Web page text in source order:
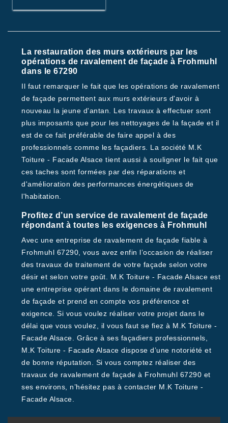
La restauration des murs extérieurs par les
opérations de ravalement de façade à Frohmuhl
dans le 67290
Il faut remarquer le fait que les opérations de ravalement
de façade permettent aux murs extérieurs d'avoir à
nouveau la jeune d'antan. Les travaux à effectuer sont
plus imposants que pour les nettoyages de la façade et il
est de ce fait préférable de faire appel à des
professionnels comme les façadiers. La société M.K
Toiture - Facade Alsace tient aussi à souligner le fait que
ces taches sont formées par des réparations et
d'amélioration des performances énergétiques de
l'habitation.
Profitez d’un service de ravalement de façade
répondant à toutes les exigences à Frohmuhl
Avec une entreprise de ravalement de façade fiable à
Frohmuhl 67290, vous avez enfin l’occasion de réaliser
des travaux de traitement de votre façade selon votre
désir et selon votre goût. M.K Toiture - Facade Alsace est
une entreprise opérant dans le domaine de ravalement
de façade et prend en compte vos préférence et
exigence. Si vous voulez réaliser votre projet dans le
délai que vous voulez, il vous faut se fiez à M.K Toiture -
Facade Alsace. Grâce à ses façadiers professionnels,
M.K Toiture - Facade Alsace dispose d’une notoriété et
de bonne réputation. Si vous comptez réaliser des
travaux de ravalement de façade à Frohmuhl 67290 et
ses environs, n’hésitez pas à contacter M.K Toiture -
Facade Alsace.